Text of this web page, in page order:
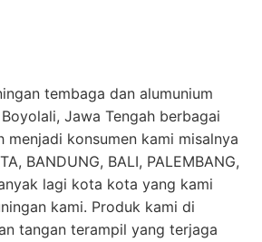
tembaga dan alumunium
Jawa Tengah berbagai
menjadi konsumen kami misalnya
BANDUNG, BALI, PALEMBANG,
lagi kota kota yang kami
kami. Produk kami di
tangan terampil yang terjaga